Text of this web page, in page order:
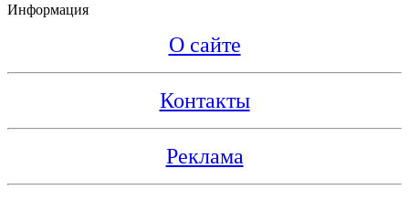
Информация
О сайте
Контакты
Реклама